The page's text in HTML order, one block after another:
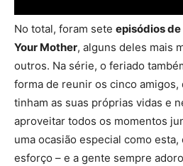
No total, foram sete episódios
Your Mother, alguns deles mais
outros. Na série, o feriado
forma de reunir os cinco amigos,
tinham as suas próprias vidas e
aproveitar todos os momentos
uma ocasião especial como esta,
esforço – e a gente sempre